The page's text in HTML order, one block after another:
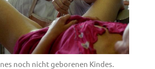
noch nicht geborenen Kindes.